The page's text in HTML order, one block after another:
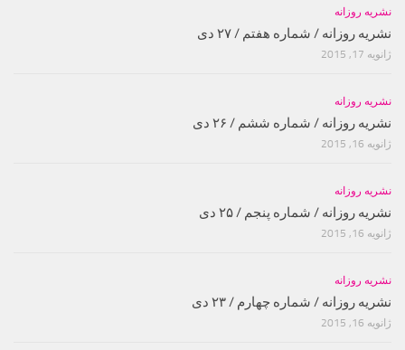
نشریه روزانه
نشریه روزانه / شماره هفتم / ۲۷ دی
ژانویه 17, 2015
نشریه روزانه
نشریه روزانه / شماره ششم / ۲۶ دی
ژانویه 16, 2015
نشریه روزانه
نشریه روزانه / شماره پنجم / ۲۵ دی
ژانویه 16, 2015
نشریه روزانه
نشریه روزانه / شماره چهارم / ۲۳ دی
ژانویه 16, 2015